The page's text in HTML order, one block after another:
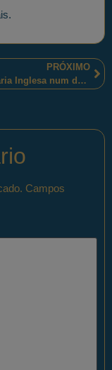
PRÓXIMO
Penitenciária Inglesa num documentário da BBC
Campos